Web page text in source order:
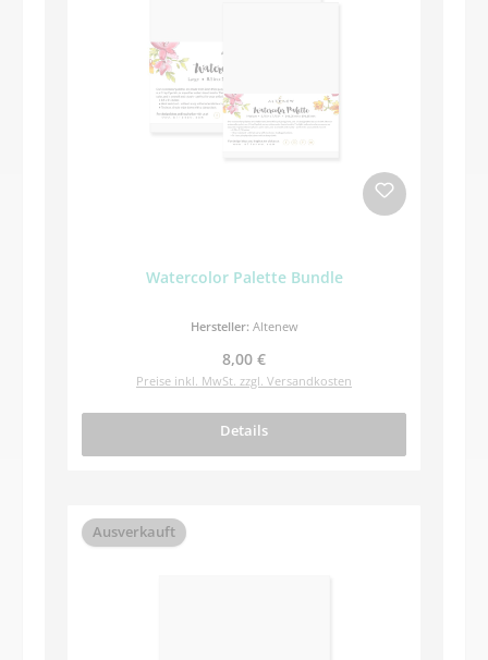
Watercolor Palette Bundle
Hersteller: Altenew
Regulärer Preis:
8,00 €
Preise inkl. MwSt. zzgl. Versandkosten
Details
Ausverkauft